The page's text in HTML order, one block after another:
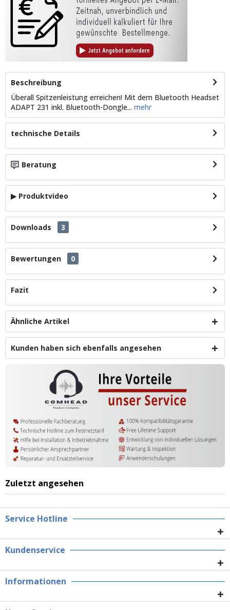
Beschreibung
Überall Spitzenleistung erreichen! Mit dem Bluetooth Headset
ADAPT 231 inkl. Bluetooth-Dongle... mehr
technische Details
Beratung
▶ Produktvideo
Downloads 3
Bewertungen 0
Fazit
Ähnliche Artikel
Kunden haben sich ebenfalls angesehen
Zuletzt angesehen
Service Hotline
Kundenservice
Informationen